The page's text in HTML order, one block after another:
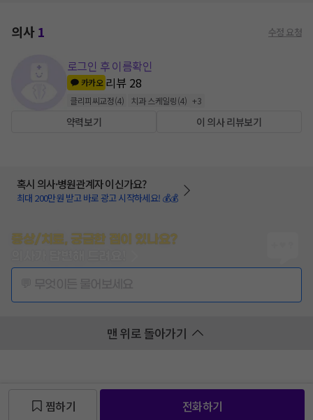
의사1 수정 요청
로그인 후 이름확인
카카오 리뷰 28
클리피씨교정(4) 치과 스케일링(4) +3
약력보기 이 의사 리뷰보기
혹시 의사·병원관계자 이신가요?
최대 200만원 받고 바로 광고 시작하세요! 💰💰
증상/치료, 궁금한 점이 있나요?
맨 위로 돌아가기
찜하기 전화하기